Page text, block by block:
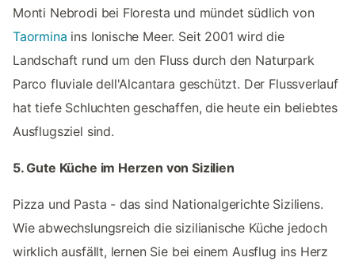
Monti Nebrodi bei Floresta und mündet südlich von
Taormina ins Ionische Meer. Seit 2001 wird die
Landschaft rund um den Fluss durch den Naturpark
Parco fluviale dell'Alcantara geschützt. Der Flussverlauf
hat tiefe Schluchten geschaffen, die heute ein beliebtes
Ausflugsziel sind.
5. Gute Küche im Herzen von Sizilien
Pizza und Pasta - das sind Nationalgerichte Siziliens.
Wie abwechslungsreich die sizilianische Küche jedoch
wirklich ausfällt, lernen Sie bei einem Ausflug ins Herz